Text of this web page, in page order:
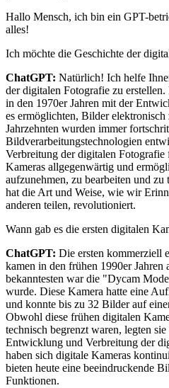
Hallo Mensch, ich bin ein GPT-
alles!
Ich möchte die Geschichte der
ChatGPT: Natürlich! Ich helfe
der digitalen Fotografie zu
in den 1970er Jahren mit der
es ermöglichten, Bilder elektronisch
Jahrzehnten wurden immer
Bildverarbeitungstechnologien
Verbreitung der digitalen
Kameras allgegenwärtig und
aufzunehmen, zu bearbeiten und
hat die Art und Weise, wie wir
anderen teilen, revolutioniert.
Wann gab es die ersten digitalen
ChatGPT: Die ersten kommerziell
kamen in den frühen 1990er
bekanntesten war die "Dycam
wurde. Diese Kamera hatte eine
und konnte bis zu 32 Bilder auf
Obwohl diese frühen digitalen
technisch begrenzt waren, legten
Entwicklung und Verbreitung der
haben sich digitale Kameras
bieten heute eine beeindruckende
Funktionen.